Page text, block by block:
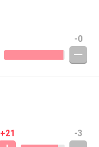
-0
+21 -3